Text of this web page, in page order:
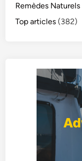
Remèdes Naturels
Top articles (382)